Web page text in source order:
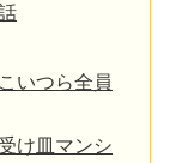
いつら全員
け皿マンシ